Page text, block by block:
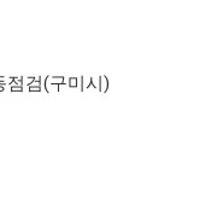
점검(구미시)